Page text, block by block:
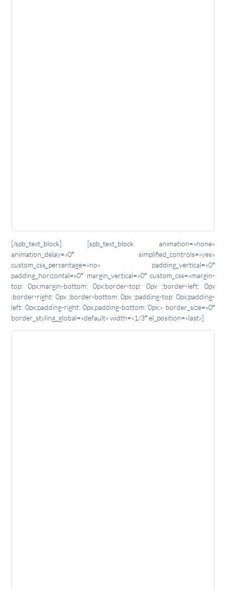
[/spb_text_block] [spb_text_block animation=»none»
animation_delay=»0″ simplified_controls=»yes»
custom_css_percentage=»no» padding_vertical=»0″
padding_horizontal=»0″ margin_vertical=»0″ custom_css=»margin-
top: 0px;margin-bottom: 0px;border-top: 0px ;border-left: 0px
;border-right: 0px ;border-bottom: 0px ;padding-top: 0px;padding-
left: 0px;padding-right: 0px;padding-bottom: 0px;» border_size=»0″
border_styling_global=»default» width=»1/3″ el_position=»last»]